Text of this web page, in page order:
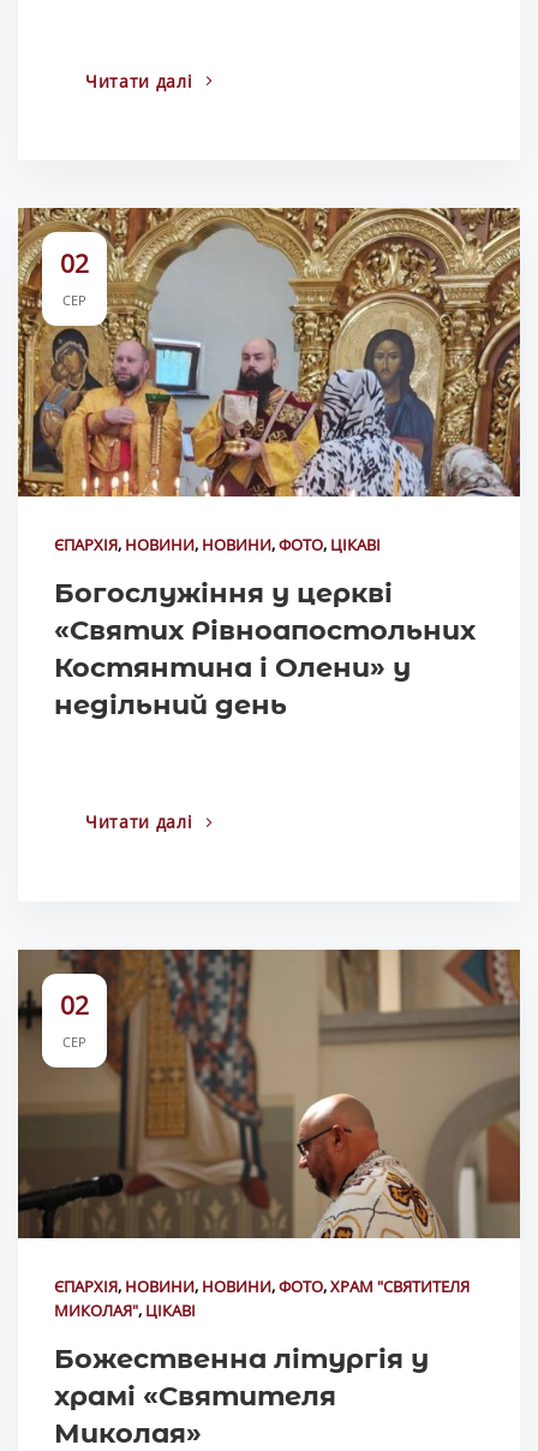
Читати далі
02
СЕР
ЄПАРХІЯ, НОВИНИ, НОВИНИ,ФОТО, ЦІКАВІ
Богослужіння у церкві
«Святих Рівноапостольних
Костянтина і Олени» у
недільний день
Читати далі
02
СЕР
ЄПАРХІЯ, НОВИНИ, НОВИНИ,ФОТО,ХРАМ "СВЯТИТЕЛЯ
МИКОЛАЯ", ЦІКАВІ
Божественна літургія у
храмі «Святителя
Миколая»